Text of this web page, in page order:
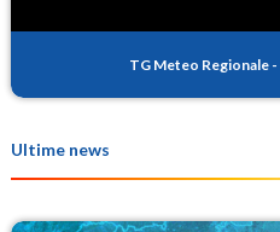
TG Meteo Regionale -
Ultime news